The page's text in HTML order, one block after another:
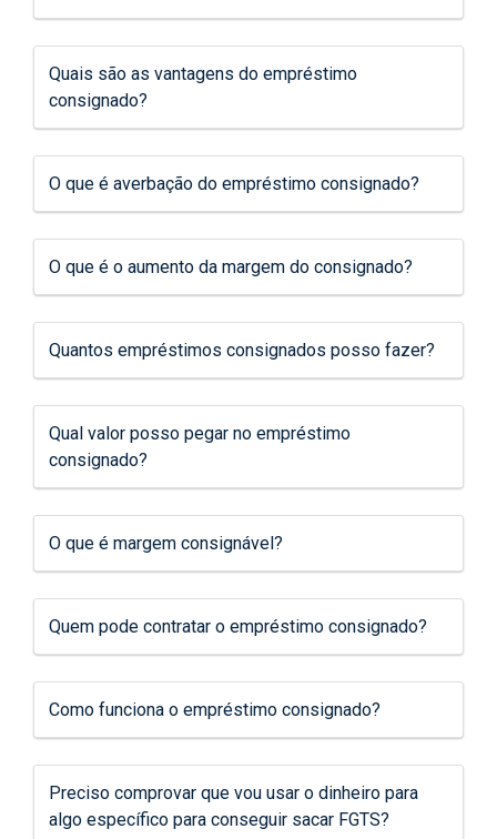
Quais são as vantagens do empréstimo
consignado?
O que é averbação do empréstimo consignado?
O que é o aumento da margem do consignado?
Quantos empréstimos consignados posso fazer?
Qual valor posso pegar no empréstimo
consignado?
O que é margem consignável?
Quem pode contratar o empréstimo consignado?
Como funciona o empréstimo consignado?
Preciso comprovar que vou usar o dinheiro para
algo específico para conseguir sacar FGTS?